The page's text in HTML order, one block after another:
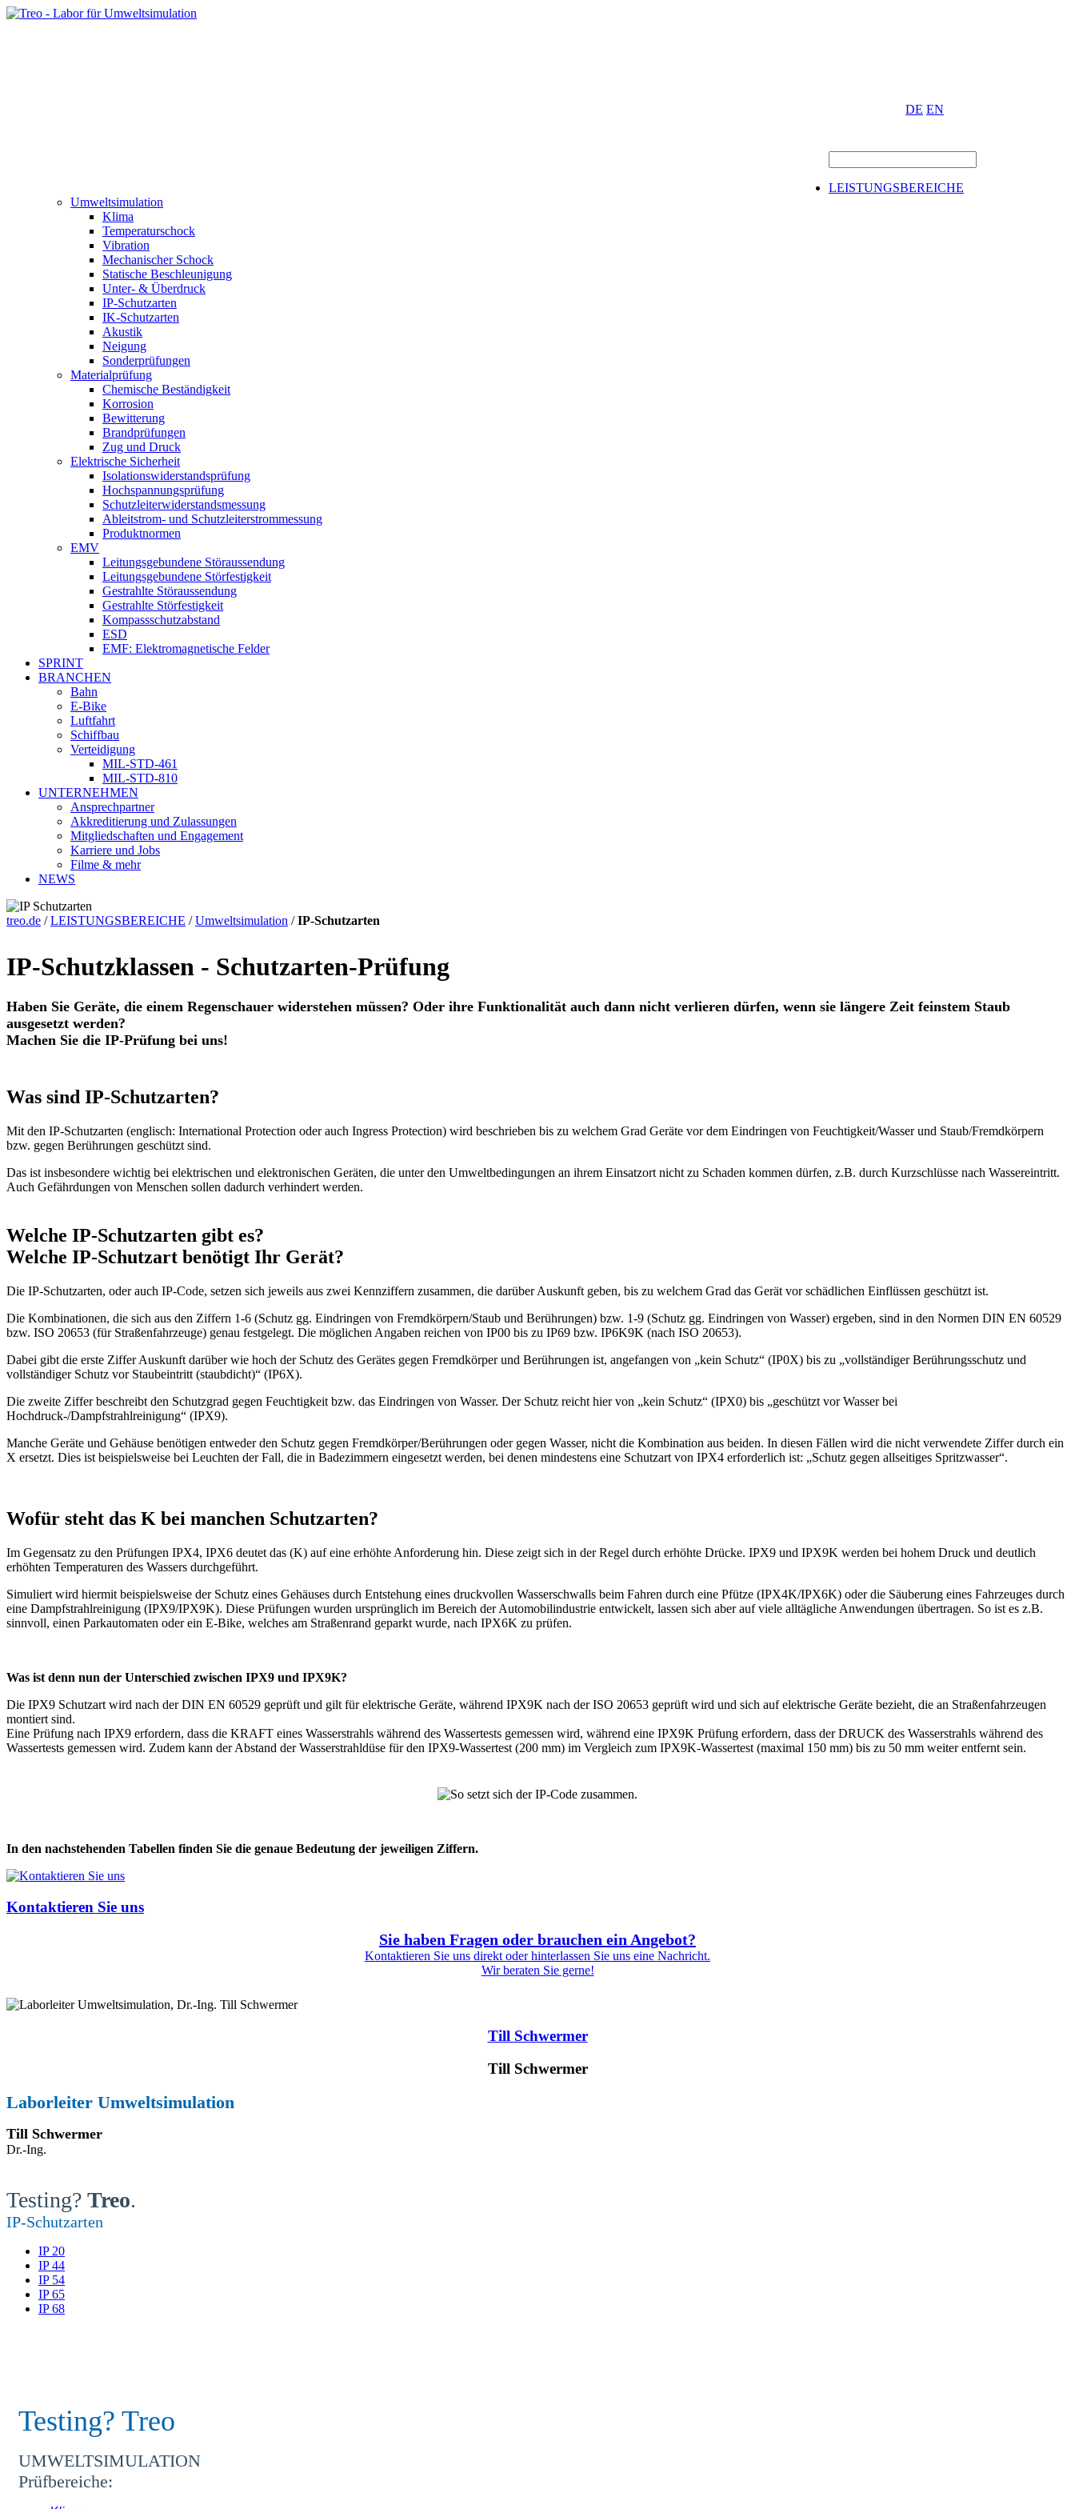
DE EN
LEISTUNGSBEREICHE
Umweltsimulation
Klima
Temperaturschock
Vibration
Mechanischer Schock
Statische Beschleunigung
Unter- & Überdruck
IP-Schutzarten
IK-Schutzarten
Akustik
Neigung
Sonderprüfungen
Materialprüfung
Chemische Beständigkeit
Korrosion
Bewitterung
Brandprüfungen
Zug und Druck
Elektrische Sicherheit
Isolationswiderstandsprüfung
Hochspannungsprüfung
Schutzleiterwiderstandsmessung
Ableitstrom- und Schutzleiterstrommessung
Produktnormen
EMV
Leitungsgebundene Störaussendung
Leitungsgebundene Störfestigkeit
Gestrahlte Störaussendung
Gestrahlte Störfestigkeit
Kompassschutzabstand
ESD
EMF: Elektromagnetische Felder
SPRINT
BRANCHEN
Bahn
E-Bike
Luftfahrt
Schiffbau
Verteidigung
MIL-STD-461
MIL-STD-810
UNTERNEHMEN
Ansprechpartner
Akkreditierung und Zulassungen
Mitgliedschaften und Engagement
Karriere und Jobs
Filme & mehr
NEWS
treo.de / LEISTUNGSBEREICHE / Umweltsimulation / IP-Schutzarten
IP-Schutzklassen - Schutzarten-Prüfung
Haben Sie Geräte, die einem Regenschauer widerstehen müssen? Oder ihre Funktionalität auch dann nicht verlieren dürfen, wenn sie längere Zeit feinstem Staub
ausgesetzt werden?
Machen Sie die IP-Prüfung bei uns!
Was sind IP-Schutzarten?
Mit den IP-Schutzarten (englisch: International Protection oder auch Ingress Protection) wird beschrieben bis zu welchem Grad Geräte vor dem Eindringen von Feuchtigkeit/Wasser und Staub/Fremdkörpern
bzw. gegen Berührungen geschützt sind.
Das ist insbesondere wichtig bei elektrischen und elektronischen Geräten, die unter den Umweltbedingungen an ihrem Einsatzort nicht zu Schaden kommen dürfen, z.B. durch Kurzschlüsse nach Wassereintritt.
Auch Gefährdungen von Menschen sollen dadurch verhindert werden.
Welche IP-Schutzarten gibt es?
Welche IP-Schutzart benötigt Ihr Gerät?
Die IP-Schutzarten, oder auch IP-Code, setzen sich jeweils aus zwei Kennziffern zusammen, die darüber Auskunft geben, bis zu welchem Grad das Gerät vor schädlichen Einflüssen geschützt ist.
Die Kombinationen, die sich aus den Ziffern 1-6 (Schutz gg. Eindringen von Fremdkörpern/Staub und Berührungen) bzw. 1-9 (Schutz gg. Eindringen von Wasser) ergeben, sind in den Normen DIN EN 60529
bzw. ISO 20653 (für Straßenfahrzeuge) genau festgelegt. Die möglichen Angaben reichen von IP00 bis zu IP69 bzw. IP6K9K (nach ISO 20653).
Dabei gibt die erste Ziffer Auskunft darüber wie hoch der Schutz des Gerätes gegen Fremdkörper und Berührungen ist, angefangen von „kein Schutz“ (IP0X) bis zu „vollständiger Berührungsschutz und
vollständiger Schutz vor Staubeintritt (staubdicht)“ (IP6X).
Die zweite Ziffer beschreibt den Schutzgrad gegen Feuchtigkeit bzw. das Eindringen von Wasser. Der Schutz reicht hier von „kein Schutz“ (IPX0) bis „geschützt vor Wasser bei
Hochdruck-/Dampfstrahlreinigung“ (IPX9).
Manche Geräte und Gehäuse benötigen entweder den Schutz gegen Fremdkörper/Berührungen oder gegen Wasser, nicht die Kombination aus beiden. In diesen Fällen wird die nicht verwendete Ziffer durch ein
X ersetzt. Dies ist beispielsweise bei Leuchten der Fall, die in Badezimmern eingesetzt werden, bei denen mindestens eine Schutzart von IPX4 erforderlich ist: „Schutz gegen allseitiges Spritzwasser“.
Wofür steht das K bei manchen Schutzarten?
Im Gegensatz zu den Prüfungen IPX4, IPX6 deutet das (K) auf eine erhöhte Anforderung hin. Diese zeigt sich in der Regel durch erhöhte Drücke. IPX9 und IPX9K werden bei hohem Druck und deutlich
erhöhten Temperaturen des Wassers durchgeführt.
Simuliert wird hiermit beispielsweise der Schutz eines Gehäuses durch Entstehung eines druckvollen Wasserschwalls beim Fahren durch eine Pfütze (IPX4K/IPX6K) oder die Säuberung eines Fahrzeuges durch
eine Dampfstrahlreinigung (IPX9/IPX9K). Diese Prüfungen wurden ursprünglich im Bereich der Automobilindustrie entwickelt, lassen sich aber auf viele alltägliche Anwendungen übertragen. So ist es z.B.
sinnvoll, einen Parkautomaten oder ein E-Bike, welches am Straßenrand geparkt wurde, nach IPX6K zu prüfen.
Was ist denn nun der Unterschied zwischen IPX9 und IPX9K?
Die IPX9 Schutzart wird nach der DIN EN 60529 geprüft und gilt für elektrische Geräte, während IPX9K nach der ISO 20653 geprüft wird und sich auf elektrische Geräte bezieht, die an Straßenfahrzeugen
montiert sind.
Eine Prüfung nach IPX9 erfordern, dass die KRAFT eines Wasserstrahls während des Wassertests gemessen wird, während eine IPX9K Prüfung erfordern, dass der DRUCK des Wasserstrahls während des
Wassertests gemessen wird. Zudem kann der Abstand der Wasserstrahldüse für den IPX9-Wassertest (200 mm) im Vergleich zum IPX9K-Wassertest (maximal 150 mm) bis zu 50 mm weiter entfernt sein.
In den nachstehenden Tabellen finden Sie die genaue Bedeutung der jeweiligen Ziffern.
Kontaktieren Sie uns
Sie haben Fragen oder brauchen ein Angebot?
Kontaktieren Sie uns direkt oder hinterlassen Sie uns eine Nachricht.
Wir beraten Sie gerne!
Till Schwermer
Till Schwermer
Laborleiter Umweltsimulation
Till Schwermer
Dr.-Ing.
Testing? Treo.
IP-Schutzarten
IP 20
IP 44
IP 54
IP 65
IP 68
Testing? Treo
UMWELTSIMULATION
Prüfbereiche: